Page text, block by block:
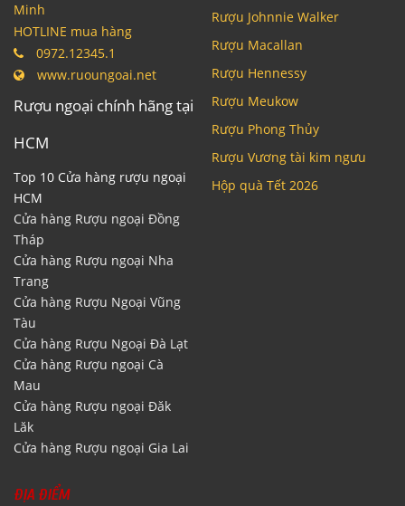
Minh
HOTLINE mua hàng
0972.12345.1
www.ruoungoai.net
Rượu ngoại chính hãng tại
HCM
Top 10 Cửa hàng rượu ngoại
HCM
Cửa hàng Rượu ngoại Đồng
Tháp
Cửa hàng Rượu ngoại Nha
Trang
Cửa hàng Rượu Ngoại Vũng
Tàu
Cửa hàng Rượu Ngoại Đà Lạt
Cửa hàng Rượu ngoại Cà
Mau
Cửa hàng Rượu ngoại Đăk
Lăk
Cửa hàng Rượu ngoại Gia Lai
Rượu Johnnie Walker
Rượu Macallan
Rượu Hennessy
Rượu Meukow
Rượu Phong Thủy
Rượu Vương tài kim ngưu
Hộp quà Tết 2026
ĐỊA ĐIỂM